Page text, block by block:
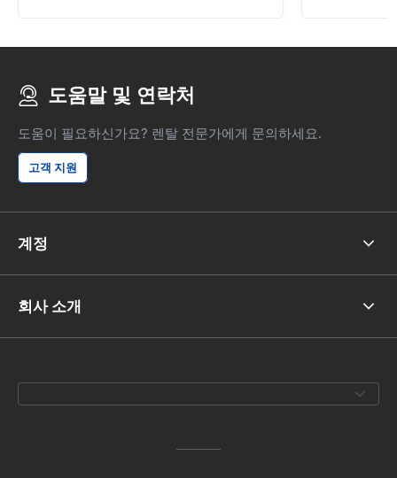
도움말 및 연락처
도움이 필요하신가요? 렌탈 전문가에게 문의하세요.
고객 지원
계정
회사 소개